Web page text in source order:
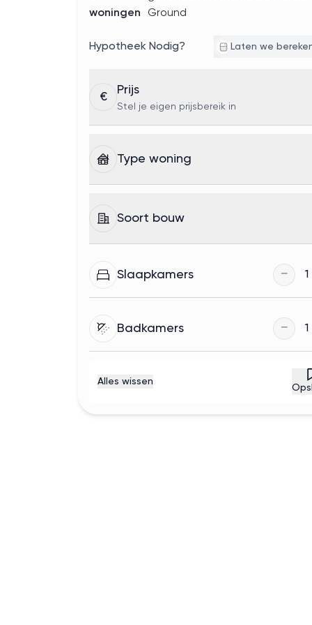
woningen
Ground
Hypotheek Nodig? Laten we
€
Prijs
Stel je eigen prijsbereik in
Type woning
Soort bouw
Slaapkamers − 1
Badkamers − 1
Alles wissen